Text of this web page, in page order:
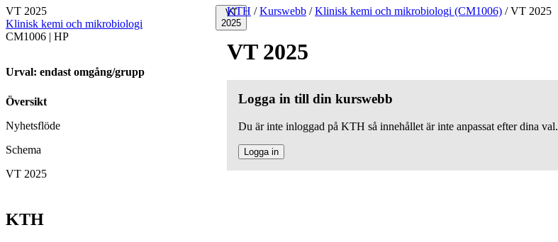
VT
2025
KTH / Kurswebb / Klinisk kemi och mikrobiologi (CM1006) /VT 2025
VT 2025
Logga in till din kurswebb
Du är inte inloggad på KTH så innehållet är inte anpassat efter dina val.
Logga in
VT 2025
Klinisk kemi och mikrobiologi
CM1006 | HP
Urval: endast omgång/grupp
Översikt
Nyhetsflöde
Schema
VT 2025
KTH